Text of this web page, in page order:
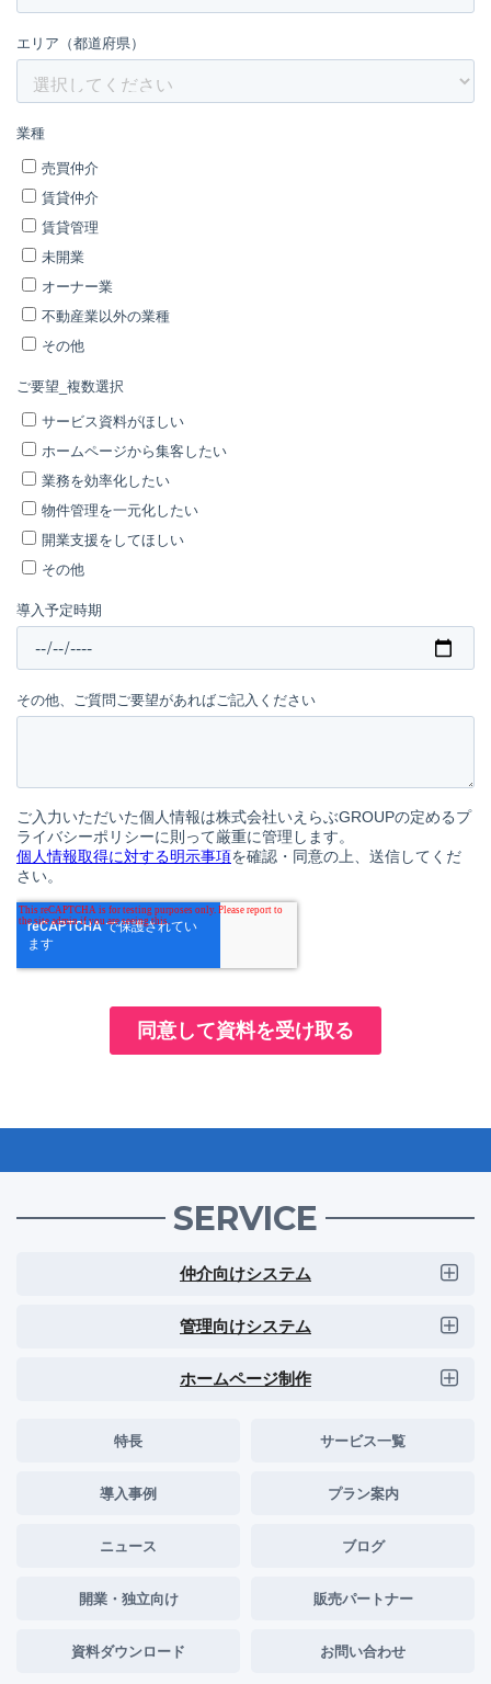
SERVICE
仲介向けシステム
管理向けシステム
ホームページ制作
特長 サービス一覧
導入事例 プラン案内
ニュース ブログ
開業・独立向け 販売パートナー
資料ダウンロード お問い合わせ